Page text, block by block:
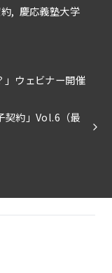
慶応義塾大学
」ウェビナー開催
契約」Vol.6（最